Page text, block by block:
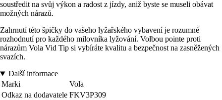
soustředit na svůj výkon a radost z jízdy, aniž byste se museli obávat
možných nárazů.
Zahrnutí této špičky do vašeho lyžařského vybavení je rozumné
rozhodnutí pro každého milovníka lyžování. Volbou pointe proti
nárazům Vola Vid Tip si vybíráte kvalitu a bezpečnost na zasněžených
svazích.
Další informace
Marki
Vola
Odkaz na dodavatele FKV3P309